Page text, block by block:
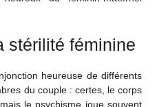
stérilité féminine
heureuse de différents
du couple : certes, le corps
le psychisme joue souvent